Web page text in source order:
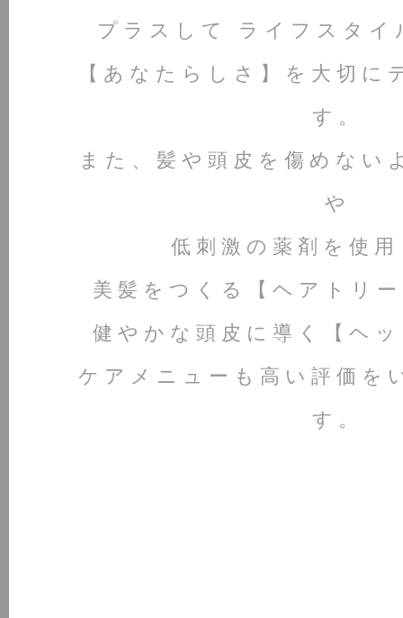
プラスして
ライフスタイ
【あなたらしさ】を大切に
す。
また、髪や頭皮を傷めない
や
低刺激の薬剤を使
美髪をつくる【ヘアトリ
健やかな頭皮に導く【ヘ
ケアメニューも高い評価を
す。